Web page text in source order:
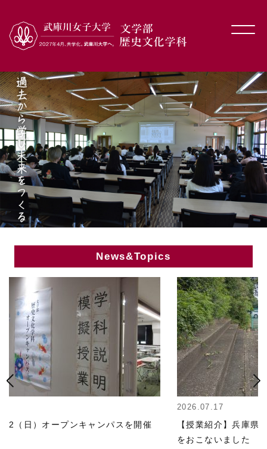
News&Topics
（日）オープンキャンパスを開催
2026.07.17
【授業紹介】兵庫県
をおこないました